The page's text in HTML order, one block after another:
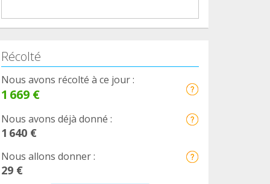
Récolté
Nous avons récolté à ce jour :
1 669 €
Nous avons déjà donné :
1 640 €
Nous allons donner :
29 €